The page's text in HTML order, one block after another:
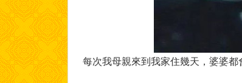
每次我母親來到我家住幾天，婆婆都